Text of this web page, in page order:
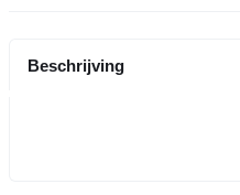
Beschrijving